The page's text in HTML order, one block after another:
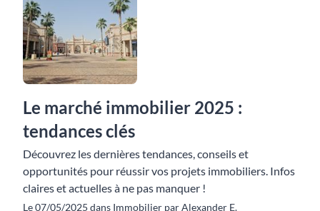
Le marché immobilier 2025 :
tendances clés
Découvrez les dernières tendances, conseils et
opportunités pour réussir vos projets immobiliers. Infos
claires et actuelles à ne pas manquer !
Le 07/05/2025 dans Immobilier par Alexander E.